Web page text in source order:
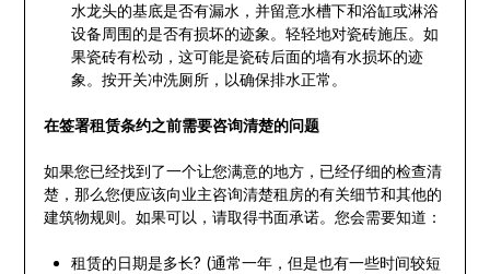
水龙头的基底是否有漏水，并留意水槽下和浴缸或淋浴
设备周围的是否有损坏的迹象。轻轻地对瓷砖施压。如
果瓷砖有松动，这可能是瓷砖后面的墙有水损坏的迹
象。按开关冲洗厕所，以确保排水正常。
在签署租赁条约之前需要咨询清楚的问题
如果您已经找到了一个让您满意的地方，已经仔细的检查清
楚，那么您便应该向业主咨询清楚租房的有关细节和其他的
建筑物规则。如果可以，请取得书面承诺。您会需要知道：
租赁的日期是多长? (通常一年，但是也有一些时间较短